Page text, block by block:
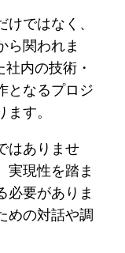
ではなく、
ら関われま
内の技術・
となるプロジ
す。
はありませ
実現性を踏ま
必要がありま
めの対話や調